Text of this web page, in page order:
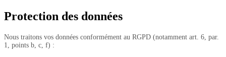
Protection des données
Nous traitons vos données conformément au RGPD (notamment art. 6, par.
1, points b, c, f) :